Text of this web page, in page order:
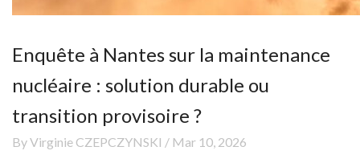
Enquête à Nantes sur la maintenance
nucléaire : solution durable ou
transition provisoire ?
By Virginie CZEPCZYNSKI / Mar 10, 2026